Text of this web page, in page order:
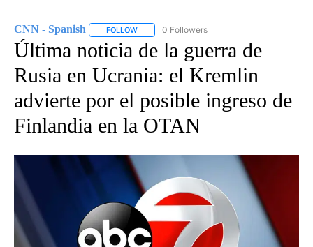
CNN - Spanish FOLLOW FOLLOW "CNN - SPANISH" TO RECEIVE
0 Followers
Última noticia de la guerra de
Rusia en Ucrania: el Kremlin
advierte por el posible ingreso de
Finlandia en la OTAN